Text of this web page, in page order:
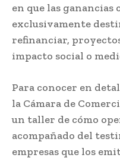
en que las ganancias
exclusivamente
refinanciar,
impacto social o
Para conocer en
la Cámara de
un taller de cómo
acompañado del
empresas que los